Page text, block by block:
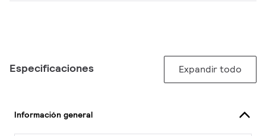
Especificaciones Expandir todo
Información general